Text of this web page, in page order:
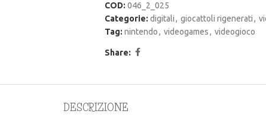
COD: 046_2_025
Categorie: digitali, giocattoli rigenerati,
Tag: nintendo, videogames, videogioco
Share:
DESCRIZIONE